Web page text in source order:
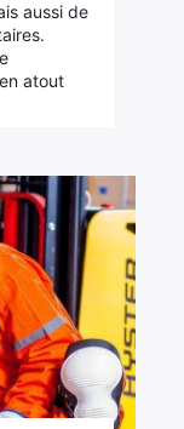
aussi de
atout